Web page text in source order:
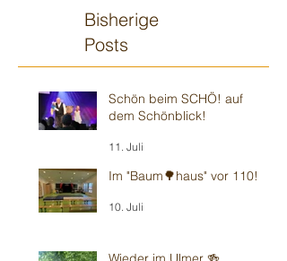
Bisherige
Posts
Schön beim SCHÖ! auf
dem Schönblick!
11. Juli
Im "Baum🌳haus" vor 110!
10. Juli